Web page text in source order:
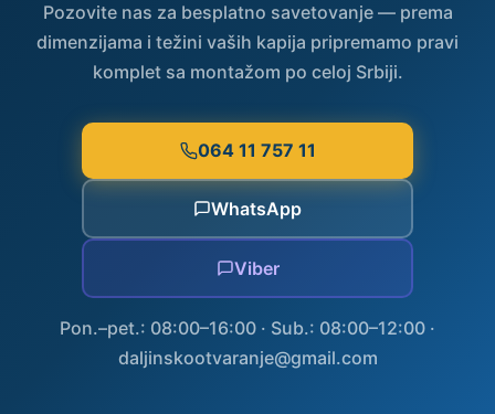
Pozovite nas za besplatno savetovanje — prema
dimenzijama i težini vaših kapija pripremamo pravi
komplet sa montažom po celoj Srbiji.
064 11 757 11
WhatsApp
Viber
Pon.–pet.: 08:00–16:00 · Sub.: 08:00–12:00 ·
daljinskootvaranje@gmail.com